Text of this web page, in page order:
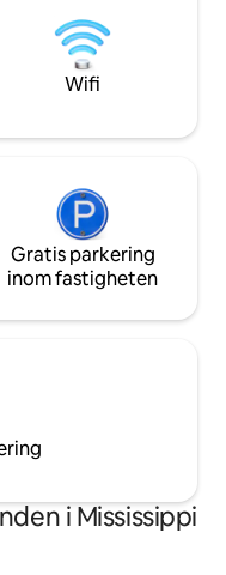
Wifi
Gratis parkering
inom fastigheten
i Mississippi